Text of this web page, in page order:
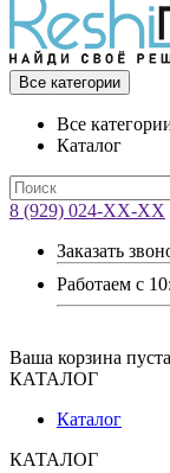
Все категории
Все
Каталог
8 (929) 024-ХХ-ХХ
Заказать
Работаем с
Ваша корзина
КАТАЛОГ
Каталог
КАТАЛОГ